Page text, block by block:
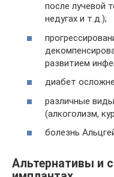
после лучевой
недугах и т.д.);
развитием
диабет
различные
(алкоголизм,
болезнь
Альтернативы и